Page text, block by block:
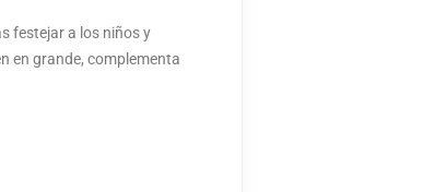
festejar a los niños y
en grande, complementa